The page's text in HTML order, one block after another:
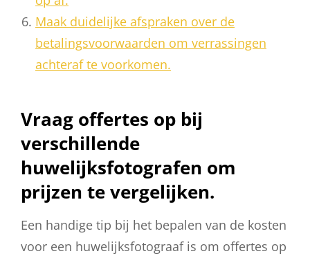
Maak duidelijke afspraken over de
betalingsvoorwaarden om verrassingen
achteraf te voorkomen.
Vraag offertes op bij
verschillende
huwelijksfotografen om
prijzen te vergelijken.
Een handige tip bij het bepalen van de kosten
voor een huwelijksfotograaf is om offertes op